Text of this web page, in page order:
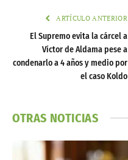
ARTÍCULO ANTERIOR
El Supremo evita la cárcel a
Víctor de Aldama pese a
condenarlo a 4 años y medio por
el caso Koldo
OTRAS NOTICIAS